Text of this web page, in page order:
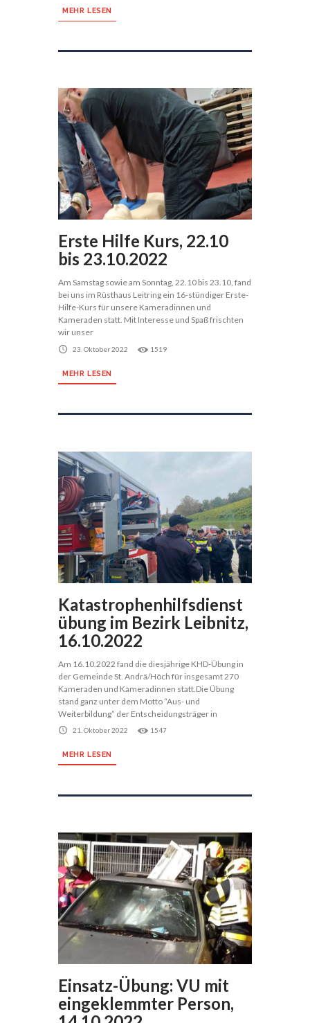
MEHR LESEN
Erste Hilfe Kurs, 22.10
bis 23.10.2022
Am Samstag sowie am Sonntag, 22.10 bis 23.10, fand
bei uns im Rüsthaus Leitring ein 16-stündiger Erste-
Hilfe-Kurs für unsere Kameradinnen und
Kameraden statt. Mit Interesse und Spaß frischten
wir unser
23. Oktober 2022 1519
MEHR LESEN
Katastrophenhilfsdienst
übung im Bezirk Leibnitz,
16.10.2022
Am 16.10.2022 fand die diesjährige KHD-Übung in
der Gemeinde St. Andrä/Höch für insgesamt 270
Kameraden und Kameradinnen statt.Die Übung
stand ganz unter dem Motto “Aus- und
Weiterbildung” der Entscheidungsträger in
21. Oktober 2022 1547
MEHR LESEN
Einsatz-Übung: VU mit
eingeklemmter Person,